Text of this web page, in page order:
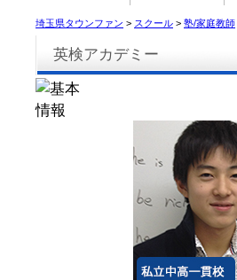
埼玉県タウンファン > スクール > 塾/家庭教師
英検アカデミー